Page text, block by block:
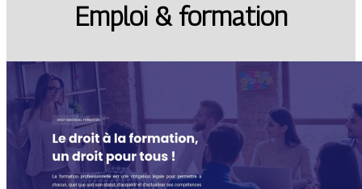
Emploi & formation